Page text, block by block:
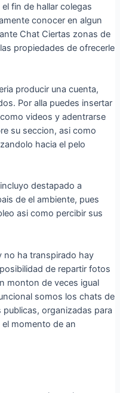
fin de hallar colegas
conocer en algun
Chat Ciertas zonas de
propiedades de ofrecerle
producir una cuenta,
Por alla puedes insertar
videos y adentrarse
su seccion, asi como
hacia el pelo
destapado a
de el ambiente, pues
asi­ como percibir sus
no ha transpirado hay
de repartir fotos
monton de veces igual
somos los chats de
organizadas para
momento de an